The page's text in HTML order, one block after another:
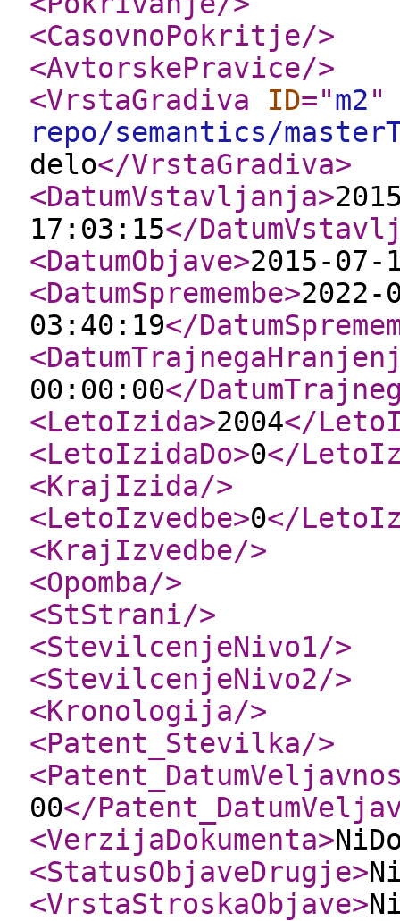
<CasovnoPokritje/>
<AvtorskePravice/>
<VrstaGradiva
ID="m2"
repo/semantics/
delo</VrstaGradiva>
<DatumVstavljanja>
17:03:15</
<DatumObjave>2015-07-
<DatumSpremembe>2022-
03:40:19</
00:00:00</
<LetoIzida>2004</
<LetoIzidaDo>0</
<KrajIzida/>
<LetoIzvedbe>0</
<KrajIzvedbe/>
<Opomba/>
<StStrani/>
<StevilcenjeNivo1/>
<StevilcenjeNivo2/>
<Kronologija/>
<Patent_Stevilka/>
00</
<VerzijaDokumenta>
<StatusObjaveDrugje>
<VrstaStroskaObjave>